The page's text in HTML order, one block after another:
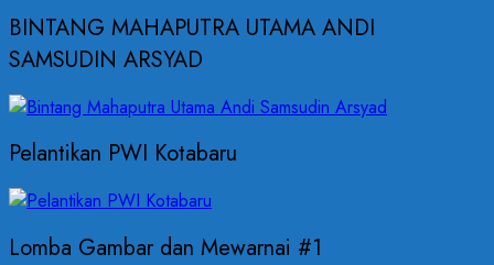
BINTANG MAHAPUTRA UTAMA ANDI
SAMSUDIN ARSYAD
Pelantikan PWI Kotabaru
Lomba Gambar dan Mewarnai #1